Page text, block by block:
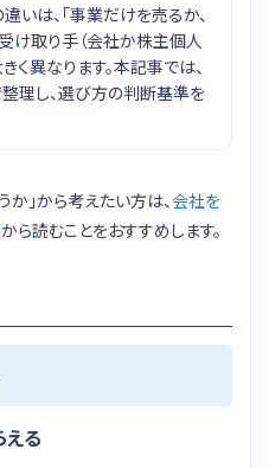
は、「事業だけを売るか、
け取り手（会社か株主個人
く異なります。本記事では、
理し、選び方の判断基準を
か」から考えたい方は、会社を
から読むことをおすすめします。
える